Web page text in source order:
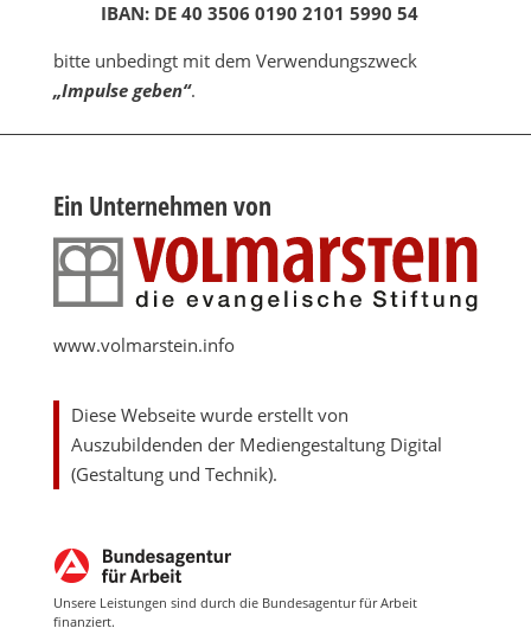
IBAN: DE 40 3506 0190 2101 5990 54
bitte unbedingt mit dem Verwendungszweck
„Impulse geben“.
Ein Unternehmen von
www.volmarstein.info
Diese Webseite wurde erstellt von
Auszubildenden der Mediengestaltung Digital
(Gestaltung und Technik).
Unsere Leistungen sind durch die Bundesagentur für Arbeit
finanziert.